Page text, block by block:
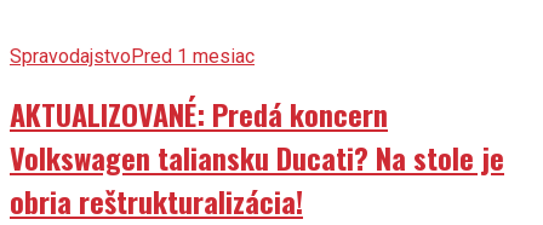
SpravodajstvoPred 1 mesiac
AKTUALIZOVANÉ: Predá koncern
Volkswagen taliansku Ducati? Na stole je
obria reštrukturalizácia!